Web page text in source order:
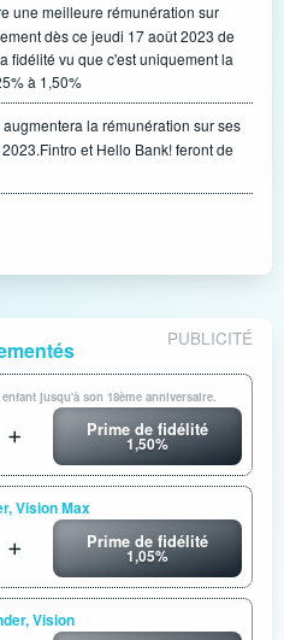
une meilleure rémunération sur
dès ce jeudi 17 août 2023 de
fidélité vu que c'est uniquement la
à 1,50%
augmentera la rémunération sur ses
et Hello Bank! feront de
PUBLICITÉ
jusqu'à son 18ème anniversaire.
Prime de fidélité
1,50%
Vision Max
Prime de fidélité
1,05%
Vision